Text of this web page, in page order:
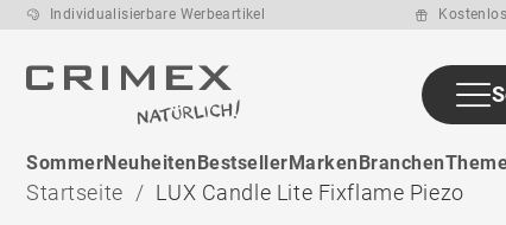
Individualisierbare Werbeartikel
SommerNeuheitenBestsellerMarkenBranchen
Startseite LUX Candle Lite Fixflame Piezo